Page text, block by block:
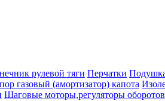
рулевой тяги Перчатки
газовый (амортизатор) капота
Шаговые моторы,регуляторы оборотов